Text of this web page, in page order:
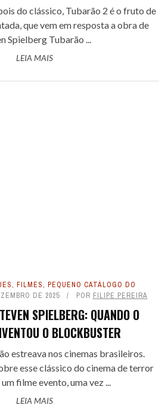
do clássico, Tubarão 2 é o fruto de
que vem em resposta a obra de
Spielberg Tubarão ...
LEIA MAIS
, FILMES, PEQUENO CATÁLOGO DO
DE 2025 POR FILIPE PEREIRA
SPIELBERG: QUANDO O
O BLOCKBUSTER
estreava nos cinemas brasileiros.
esse clássico do cinema de terror
filme evento, uma vez ...
LEIA MAIS